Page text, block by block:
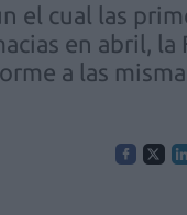
el cual las
en abril, la
a las